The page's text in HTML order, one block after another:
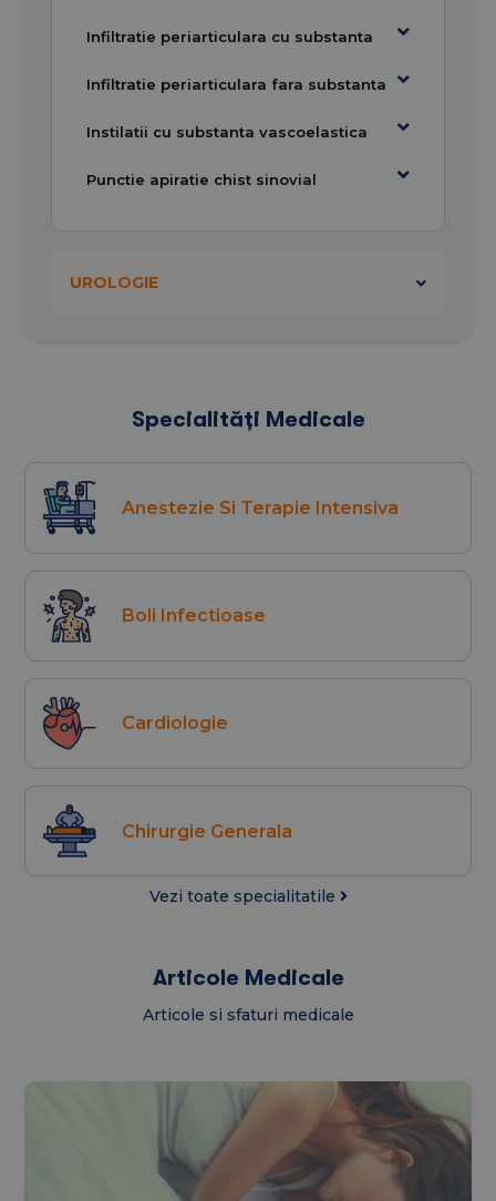
Infiltratie periarticulara cu substanta
Infiltratie periarticulara fara substanta
Instilatii cu substanta vascoelastica
Punctie apiratie chist sinovial
UROLOGIE
Specialități Medicale
Anestezie Si Terapie Intensiva
Boli Infectioase
Cardiologie
Chirurgie Generala
Vezi toate specialitatile
Articole Medicale
Articole si sfaturi medicale